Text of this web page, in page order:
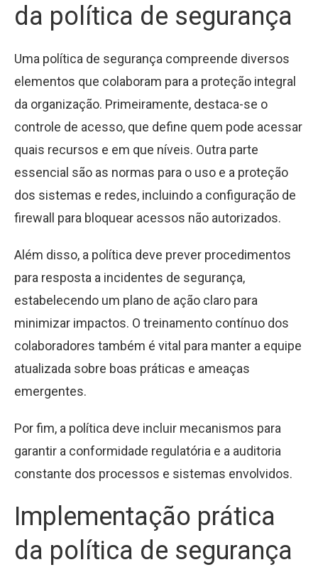
da política de segurança
Uma política de segurança compreende diversos
elementos que colaboram para a proteção integral
da organização. Primeiramente, destaca-se o
controle de acesso, que define quem pode acessar
quais recursos e em que níveis. Outra parte
essencial são as normas para o uso e a proteção
dos sistemas e redes, incluindo a configuração de
firewall para bloquear acessos não autorizados.
Além disso, a política deve prever procedimentos
para resposta a incidentes de segurança,
estabelecendo um plano de ação claro para
minimizar impactos. O treinamento contínuo dos
colaboradores também é vital para manter a equipe
atualizada sobre boas práticas e ameaças
emergentes.
Por fim, a política deve incluir mecanismos para
garantir a conformidade regulatória e a auditoria
constante dos processos e sistemas envolvidos.
Implementação prática
da política de segurança